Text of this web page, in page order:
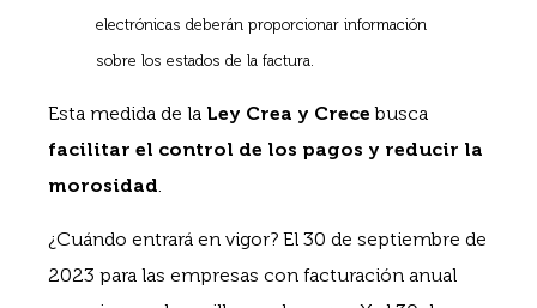
electrónicas deberán proporcionar información
sobre los estados de la factura.
Esta medida de la Ley Crea y Crecebusca
facilitar el control de los pagos y reducir la
morosidad.
¿Cuándo entrará en vigor? El 30 de septiembre de
2023 para las empresas con facturación anual